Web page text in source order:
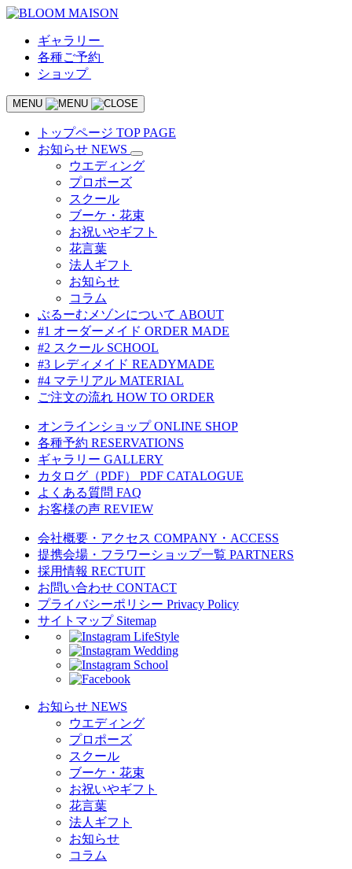
ギャラリー
各種ご予約
ショップ
MENU
トップページ TOP PAGE
お知らせ NEWS
ウエディング
プロポーズ
スクール
ブーケ・花束
お祝いやギフト
花言葉
法人ギフト
お知らせ
コラム
ぶるーむメゾンについて ABOUT
#1 オーダーメイド ORDER MADE
#2 スクール SCHOOL
#3 レディメイド READYMADE
#4 マテリアル MATERIAL
ご注文の流れ HOW TO ORDER
オンラインショップ ONLINE SHOP
各種予約 RESERVATIONS
ギャラリー GALLERY
カタログ（PDF）
PDF CATALOGUE
よくある質問 FAQ
お客様の声 REVIEW
会社概要・アクセス COMPANY・ACCESS
提携会場・フラワーショップ一覧 PARTNERS
採用情報 RECTUIT
お問い合わせ CONTACT
プライバシーポリシー Privacy Policy
サイトマップ Sitemap
LifeStyle
Wedding
School
お知らせ NEWS
ウエディング
プロポーズ
スクール
ブーケ・花束
お祝いやギフト
花言葉
法人ギフト
お知らせ
コラム